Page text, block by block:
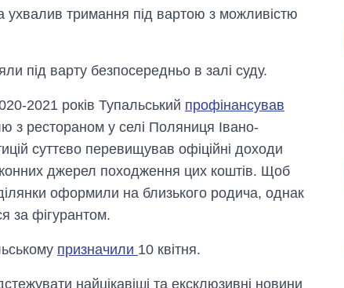
ухвалив тримання під вартою з можливістю
під варту безпосередньо в залі суду.
2021 років Тупальський профінансував
з рестораном у селі Поляниця Івано-
суттєво перевищував офіційні доходи
джерел походження цих коштів. Щоб
оформили на близького родича, однак
за фігурантом.
призначили 10 квітня.
найцікавіші та ексклюзивні новини